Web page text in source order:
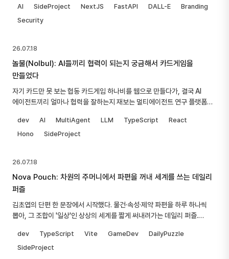
AI SideProject NextJS FastAPI DALL-E
Branding
Security
26.07.18
놀불(Nolbul): AI들끼리 협력이 되는지 궁금해서 카드게임을
만들었다
자기 카드만 못 보는 협동 카드게임 하나비를 웹으로 만들다가, 결국 AI
에이전트끼리 얼마나 협력을 잘하는지 재보는 멀티에이전트 연구 플랫폼이
dev AI MultiAgent LLM TypeScript
React
Hono
SideProject
26.07.18
Nova Pouch: 차원의 주머니에서 파편을 꺼내 세계를 쓰는 데일리
퍼즐
김초엽의 단편 한 문장에서 시작했다. 물건·속성·제약 파편을 하루 하나씩
뽑아, 그 조합이 '일상'인 상상의 세계를 짧게 써내려가는 데일리 퍼즐.
아키텍처를 두 번 갈아엎은 빌드로그.
dev TypeScript Vite GameDev
DailyPuzzle
SideProject